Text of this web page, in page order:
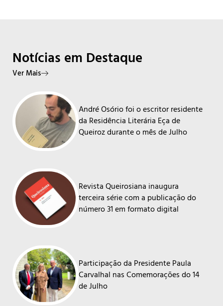
Notícias em Destaque
Ver Mais
André Osório foi o escritor residente
da Residência Literária Eça de
Queiroz durante o mês de Julho
Revista Queirosiana inaugura
terceira série com a publicação do
número 31 em formato digital
Participação da Presidente Paula
Carvalhal nas Comemorações do 14
de Julho